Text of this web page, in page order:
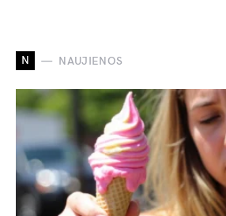
N NAUJIENOS